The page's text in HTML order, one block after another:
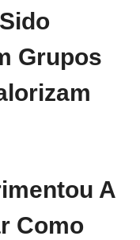
Grupos
A
Como